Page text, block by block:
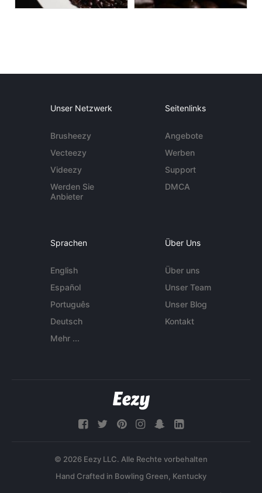
Unser Netzwerk
Brusheezy
Vecteezy
Videezy
Werden Sie
Anbieter
Seitenlinks
Angebote
Werben
Support
DMCA
Sprachen
English
Español
Português
Deutsch
Mehr ...
Über Uns
Über uns
Unser Team
Unser Blog
Kontakt
© 2026 Eezy LLC. Alle Rechte vorbehalten